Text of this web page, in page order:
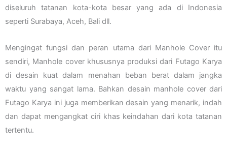
diseluruh tatanan kota-kota besar yang ada di Indonesia
seperti Surabaya, Aceh, Bali dll.
Mengingat fungsi dan peran utama dari Manhole Cover itu
sendiri, Manhole cover khususnya produksi dari Futago Karya
di desain kuat dalam menahan beban berat dalam jangka
waktu yang sangat lama. Bahkan desain manhole cover dari
Futago Karya ini juga memberikan desain yang menarik, indah
dan dapat mengangkat ciri khas keindahan dari kota tatanan
tertentu.